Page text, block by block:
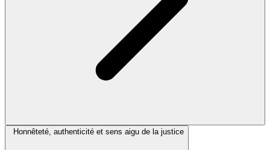
Honnêteté, authenticité et sens aigu de la justice